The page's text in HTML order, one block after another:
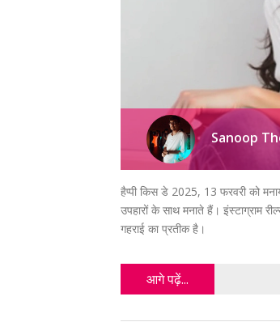
Sanoop
हैप्पी किस डे 2025, 13 फरवरी को
उपहारों के साथ मनाते हैं। इंस्टाग्राम
गहराई का प्रतीक है।
आगे पढ़ें...